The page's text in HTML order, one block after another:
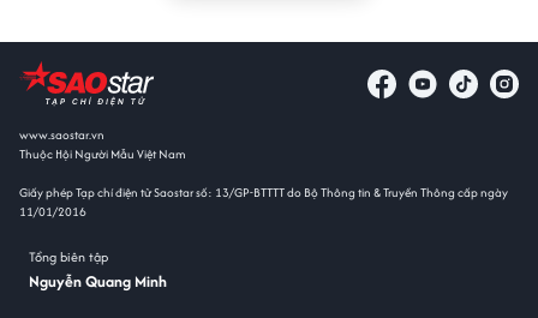
www.saostar.vn
Thuộc Hội Người Mẫu Việt Nam
Giấy phép Tạp chí điện tử Saostar số: 13/GP-BTTTT do Bộ Thông tin & Truyền Thông cấp ngày
11/01/2016
Tổng biên tập
Nguyễn Quang Minh